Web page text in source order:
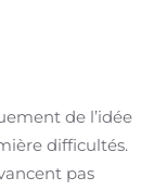
de l’idée
difficultés.
pas